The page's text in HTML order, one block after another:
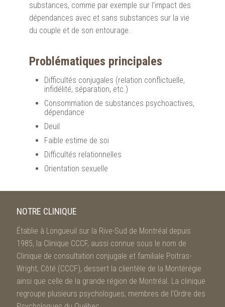
substances, comme par exemple sur l’impact des
dépendances avec et sans substances sur la vie
du couple et de son entourage.
Problématiques principales
Difficultés conjugales (relation conflictuelle,
infidélité, séparation, etc.)
Consommation de substances psychoactives,
dépendance
Deuil
Faible estime de soi
Difficultés relationnelles
Orientation sexuelle
NOTRE CLINIQUE
Établie à Longueuil sur la Rive-Sud de Montréal depuis
1985, la Clinique CCCF, aussi connue sous le nom de
Clinique de consultation conjugale et familiale Poitras-
Wright, Côté (CCCF), dessert la clientèle de la Montérégie
ainsi que celle de la grande région de Montréal. La clinique
regroupe plusieurs psychologues, membres de l’Ordre des